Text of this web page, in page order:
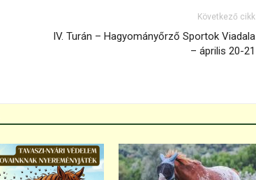
Következő cikk
IV. Turán – Hagyományőrző Sportok Viadala
– április 20-21